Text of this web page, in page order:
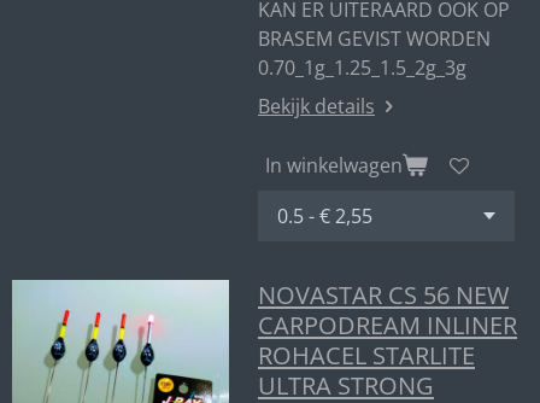
KAN ER UITERAARD OOK OP
BRASEM GEVIST WORDEN
0.70_1g_1.25_1.5_2g_3g
Bekijk details
In winkelwagen
NOVASTAR CS 56 NEW
CARPODREAM INLINER
ROHACEL STARLITE
ULTRA STRONG